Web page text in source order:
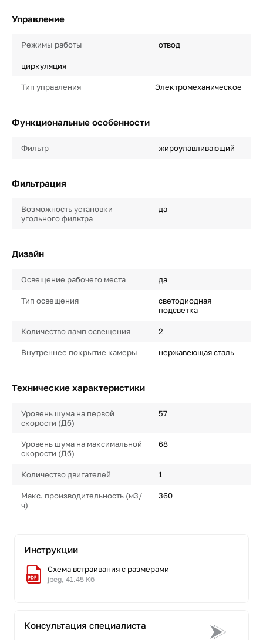
Управление
Режимы работы отвод
циркуляция
Тип управления Электромеханическое
Функциональные особенности
Фильтр жироулавливающий
Фильтрация
Возможность установки
угольного фильтра
да
Дизайн
Освещение рабочего места да
Тип освещения
светодиодная
подсветка
Количество ламп освещения 2
Внутреннее покрытие камеры нержавеющая сталь
Технические характеристики
Уровень шума на первой
скорости (Дб)
57
Уровень шума на максимальной
скорости (Дб)
68
Количество двигателей 1
Макс. производительность (м3/
ч)
360
Инструкции
Схема встраивания с размерами
jpeg, 41.45 Кб
Консультация специалиста